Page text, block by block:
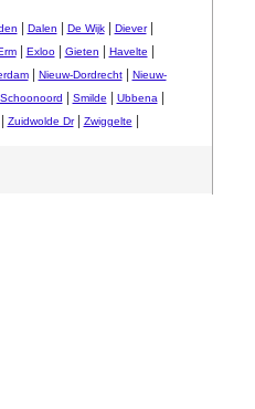
Dalen De Wijk| Diever|
| Exloo| Gieten Havelte
| Nieuw-Dordrecht|
Nieuw-
Schoonoord Smilde Ubbena|
Zuidwolde Dr| Zwiggelte